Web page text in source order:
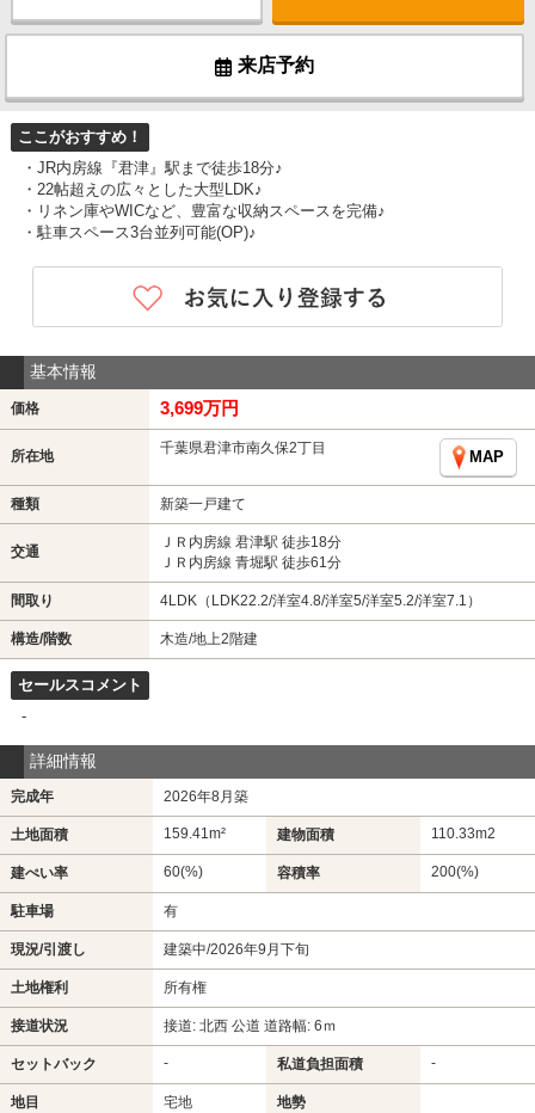
来店予約
ここがおすすめ！
・JR内房線『君津』駅まで徒歩18分♪
・22帖超えの広々とした大型LDK♪
・リネン庫やWICなど、豊富な収納スペースを完備♪
・駐車スペース3台並列可能(OP)♪
基本情報
価格 3,699万円
所在地 千葉県君津市南久保2丁目
MAP
種類 新築一戸建て
交通
ＪＲ内房線 君津駅 徒歩18分
ＪＲ内房線 青堀駅 徒歩61分
間取り 4LDK（LDK22.2/洋室4.8/洋室5/洋室5.2/洋室7.1）
構造/階数 木造/地上2階建
セールスコメント
-
詳細情報
完成年 2026年8月築
土地面積 159.41m² 建物面積 110.33m2
建ぺい率 60(%) 容積率 200(%)
駐車場 有
現況/引渡し 建築中/2026年9月下旬
土地権利 所有権
接道状況 接道: 北西 公道 道路幅: 6ｍ
セットバック - 私道負担面積 -
地目 宅地 地勢